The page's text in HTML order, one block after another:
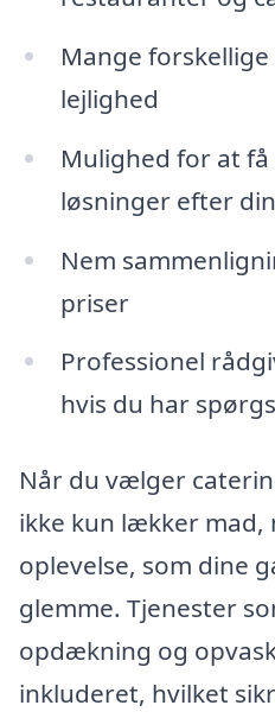
Mange
lejlighed
Mulighed for at
løsninger efter
Nem
priser
Professionel
hvis du har
Når du vælger
ikke kun lækker mad,
oplevelse, som dine
glemme. Tjenester
opdækning og
inkluderet, hvilket